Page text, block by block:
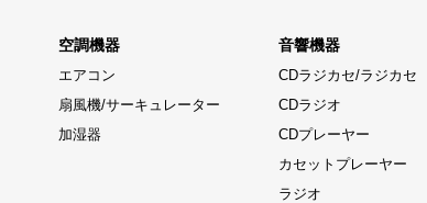
空調機器
エアコン
扇風機/サーキュレーター
加湿器
音響機器
CDラジカセ/ラジカセ
CDラジオ
CDプレーヤー
カセットプレーヤー
ラジオ